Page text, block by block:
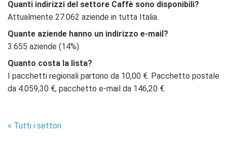
Quanti indirizzi del settore Caffè sono disponibili?
Attualmente 27.062 aziende in tutta Italia.
Quante aziende hanno un indirizzo e-mail?
3.655 aziende (14%).
Quanto costa la lista?
I pacchetti regionali partono da 10,00 €. Pacchetto postale
da 4.059,30 €, pacchetto e-mail da 146,20 €.
« Tutti i settori